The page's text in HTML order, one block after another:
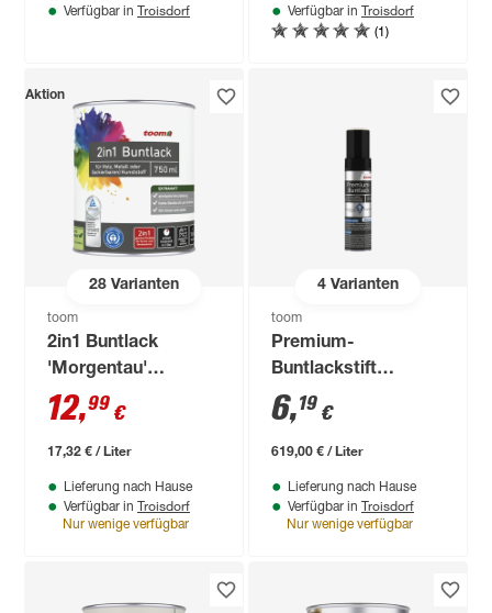
Verfügbar in Troisdorf
Verfügbar in Troisdorf
(1)
28Varianten
Aktion
toom
2in1 Buntlack
'Morgentau'
moosgrün matt 750
ml
12,99 €
17,32 € / Liter
Lieferung nach Hause
Verfügbar in Troisdorf
Nur wenige verfügbar
4Varianten
toom
Premium-
Buntlackstift
tiefschwarz
seidenmatt 12 ml
6,19 €
619,00 € / Liter
Lieferung nach Hause
Verfügbar in Troisdorf
Nur wenige verfügbar